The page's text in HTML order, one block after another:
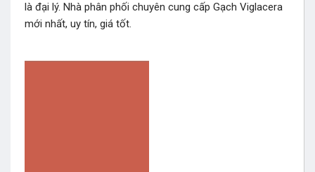
là đại lý. Nhà phân phối chuyên cung cấp Gạch Viglacera
mới nhất, uy tín, giá tốt.